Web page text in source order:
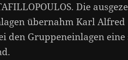
Die
übernahm Karl Alfred
den Gruppeneinlagen